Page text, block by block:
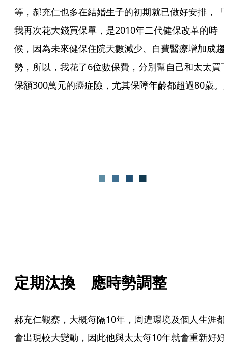
等，郝充仁也多在結婚生子的初期就已做好安排，「
我再次花大錢買保單，是2010年二代健保改革的時
候，因為未來健保住院天數減少、自費醫療增加成趨
勢，所以，我花了6位數保費，分別幫自己和太太買
保額300萬元的癌症險，尤其保障年齡都超過80歲。
定期汰換　應時勢調整
郝充仁觀察，大概每隔10年，周遭環境及個人生涯都
會出現較大變動，因此他與太太每10年就會重新好好